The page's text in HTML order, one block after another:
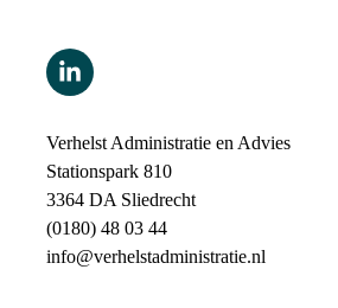
Verhelst Administratie en Advies
Stationspark 810
3364 DA Sliedrecht
(0180) 48 03 44
info@verhelstadministratie.nl